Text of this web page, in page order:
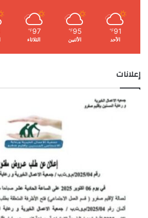
91
℉
الأحد
95
℉
الأثنين
97
℉
الثلاثاء
إعلانات